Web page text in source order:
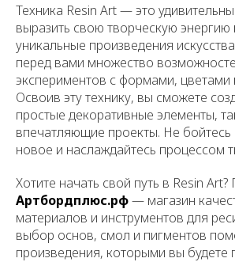
Техника Resin Art — это
выразить свою творческую энергию
уникальные произведения
перед вами множество
экспериментов с формами, цветами
Освоив эту технику, вы сможете
простые декоративные элементы,
впечатляющие проекты. Не бойтесь
новое и наслаждайтесь процессом
Хотите начать свой путь в Resin Art?
Артбордплюс.рф— магазин
материалов и инструментов для
выбор основ, смол и пигментов
произведения, которыми вы будете